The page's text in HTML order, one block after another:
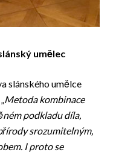
umělec
slánského umělce
Metoda kombinace
podkladu díla,
srozumitelným,
I proto se